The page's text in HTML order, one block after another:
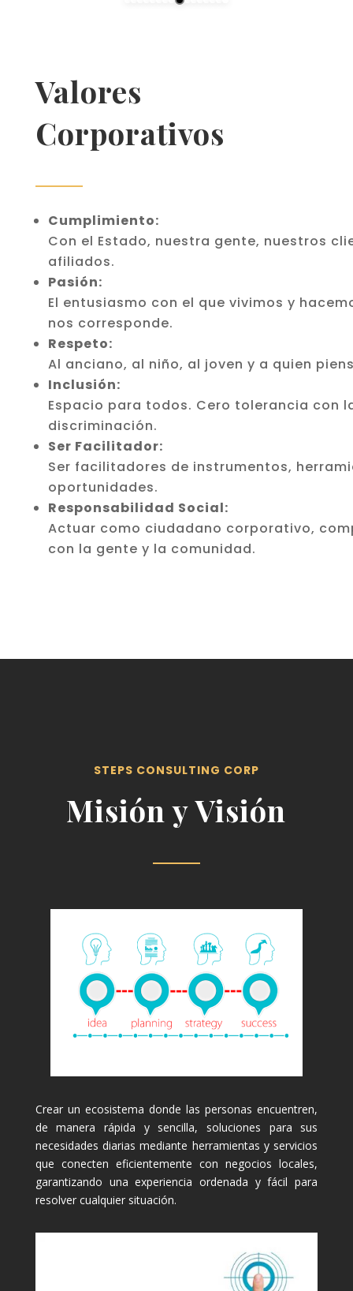
Valores
Corporativos
Cumplimiento:
Con el Estado, nuestra gente, nuestros
afiliados.
Pasión:
El entusiasmo con el que vivimos y
nos corresponde.
Respeto:
Al anciano, al niño, al joven y a quien
Inclusión:
Espacio para todos. Cero tolerancia con
discriminación.
Ser Facilitador:
Ser facilitadores de instrumentos,
oportunidades.
Responsabilidad Social:
Actuar como ciudadano corporativo,
con la gente y la comunidad.
STEPS CONSULTING CORP
Misión y Visión
Crear un ecosistema donde las personas encuentren,
de manera rápida y sencilla, soluciones para sus
necesidades diarias mediante herramientas y servicios
que conecten eficientemente con negocios locales,
garantizando una experiencia ordenada y fácil para
resolver cualquier situación.